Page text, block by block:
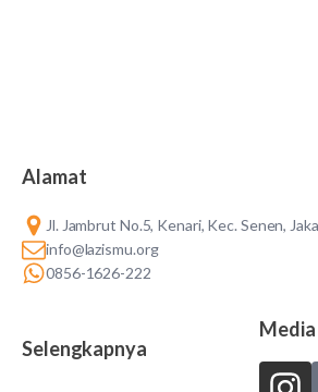
Alamat
Jl. Jambrut No.5, Kenari, Kec. Senen,
info@lazismu.org
0856-1626-222
Selengkapnya
Media